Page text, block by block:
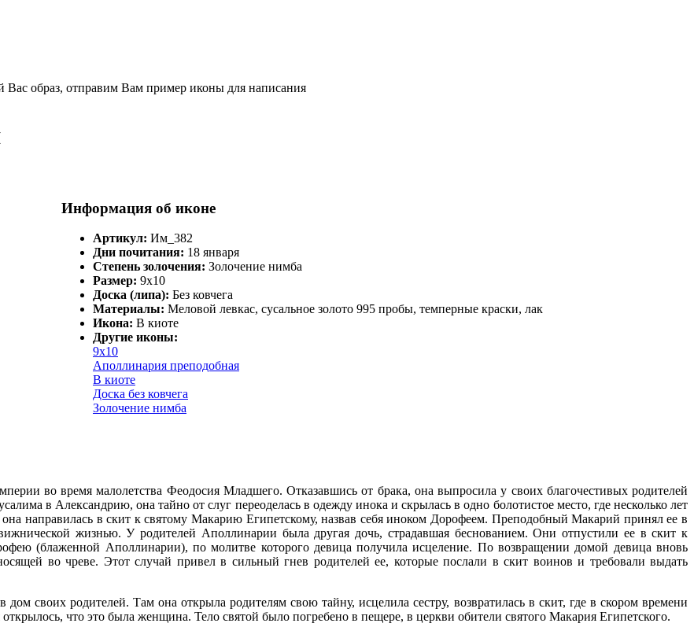
образ, отправим Вам пример иконы для написания
Информация об иконе
Артикул: Им_382
Дни почитания: 18 января
Степень золочения: Золочение нимба
Размер: 9х10
Доска (липа): Без ковчега
Материалы: Меловой левкас, сусальное золото 995 пробы, темперные краски, лак
Икона: В киоте
Другие иконы:
9х10
Аполлинария преподобная
В киоте
Доска без ковчега
Золочение нимба
во время малолетства Феодосия Младшего. Отказавшись от брака, она выпросила у своих благочестивых родителей
в Александрию, она тайно от слуг переоделась в одежду инока и скрылась в одно болотистое место, где несколько лет
направилась в скит к святому Макарию Египетскому, назвав себя иноком Дорофеем. Преподобный Макарий принял ее в
жизнью. У родителей Аполлинарии была другая дочь, страдавшая беснованием. Они отпустили ее в скит к
(блаженной Аполлинарии), по молитве которого девица получила исцеление. По возвращении домой девица вновь
во чреве. Этот случай привел в сильный гнев родителей ее, которые послали в скит воинов и требовали выдать
своих родителей. Там она открыла родителям свою тайну, исцелила сестру, возвратилась в скит, где в скором времени
что это была женщина. Тело святой было погребено в пещере, в церкви обители святого Макария Египетского.